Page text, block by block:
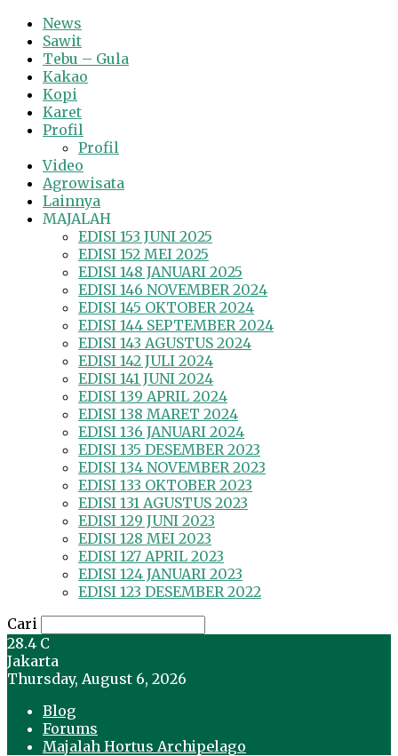
News
Sawit
Tebu – Gula
Kakao
Kopi
Karet
Profil
Profil
Video
Agrowisata
Lainnya
MAJALAH
EDISI 153 JUNI 2025
EDISI 152 MEI 2025
EDISI 148 JANUARI 2025
EDISI 146 NOVEMBER 2024
EDISI 145 OKTOBER 2024
EDISI 144 SEPTEMBER 2024
EDISI 143 AGUSTUS 2024
EDISI 142 JULI 2024
EDISI 141 JUNI 2024
EDISI 139 APRIL 2024
EDISI 138 MARET 2024
EDISI 136 JANUARI 2024
EDISI 135 DESEMBER 2023
EDISI 134 NOVEMBER 2023
EDISI 133 OKTOBER 2023
EDISI 131 AGUSTUS 2023
EDISI 129 JUNI 2023
EDISI 128 MEI 2023
EDISI 127 APRIL 2023
EDISI 124 JANUARI 2023
EDISI 123 DESEMBER 2022
Cari
28.4 C
Jakarta
Thursday, August 6, 2026
Blog
Forums
Majalah Hortus Archipelago